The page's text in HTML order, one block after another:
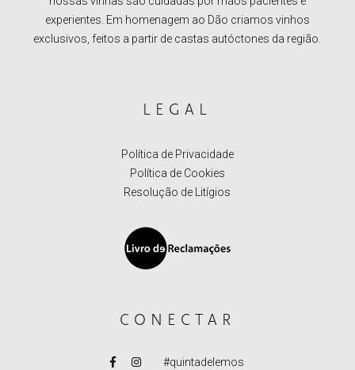
experientes. Em homenagem ao Dão criamos vinhos
exclusivos, feitos a partir de castas autóctones da região.
LEGAL
Política de Privacidade
Política de Cookies
Resolução de Litígios
CONECTAR
#quintadelemos